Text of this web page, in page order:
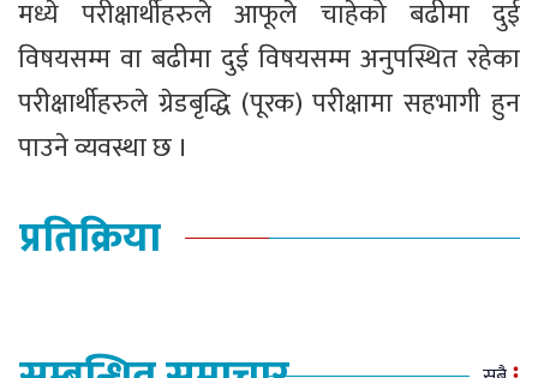
मध्ये परीक्षार्थीहरुले आफूले चाहेको बढीमा दुई
विषयसम्म वा बढीमा दुई विषयसम्म अनुपस्थित रहेका
परीक्षार्थीहरुले ग्रेडबृद्धि (पूरक) परीक्षामा सहभागी हुन
पाउने व्यवस्था छ ।
प्रतिक्रिया